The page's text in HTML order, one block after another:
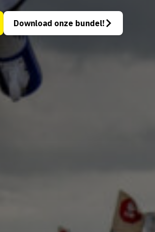
Download onze bundel!